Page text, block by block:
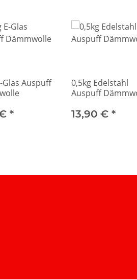
Glas Auspuff
*
0,5kg Edelstahl
Auspuff
13,90 € *